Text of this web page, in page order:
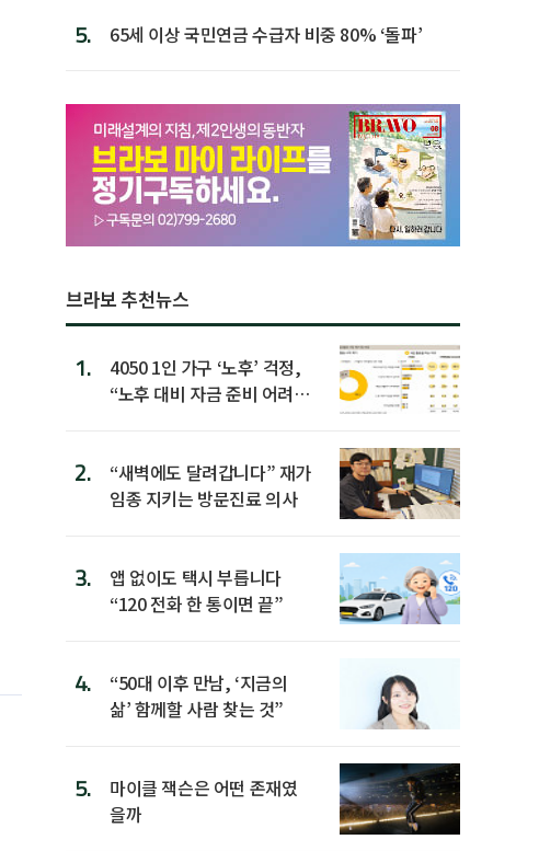
5. 65세 이상 국민연금 수급자 비중 80% ‘돌파’
브라보 추천뉴스
1.
4050 1인 가구 ‘노후’ 걱정,
“노후 대비 자금 준비 어려
2.
“새벽에도 달려갑니다” 재가
임종 지키는 방문진료 의사
3.
앱 없이도 택시 부릅니다
“120 전화 한 통이면 끝”
4.
“50대 이후 만남, ‘지금의
삶’ 함께할 사람 찾는 것”
5.
마이클 잭슨은 어떤 존재였
을까